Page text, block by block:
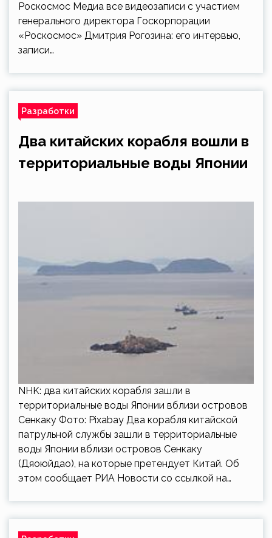
Роскосмос Медиа все видеозаписи с участием
генерального директора Госкорпорации
«Роскосмос» Дмитрия Рогозина: его интервью,
записи…
Разработки
Два китайских корабля вошли в
территориальные воды Японии
NHK: два китайских корабля зашли в
территориальные воды Японии вблизи островов
Сенкаку Фото: Pixabay Два корабля китайской
патрульной службы зашли в территориальные
воды Японии вблизи островов Сенкаку
(Дяоюйдао), на которые претендует Китай. Об
этом сообщает РИА Новости со ссылкой на…